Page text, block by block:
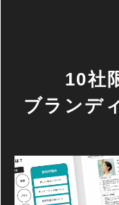
10社
ブランデ